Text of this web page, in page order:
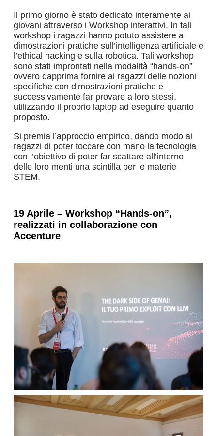
Il primo giorno è stato dedicato interamente ai
giovani attraverso i Workshop interattivi. In tali
workshop i ragazzi hanno potuto assistere a
dimostrazioni pratiche sull’intelligenza artificiale e
l’ethical hacking e sulla robotica. Tali workshop
sono stati improntati nella modalità “hands-on”
ovvero dapprima fornire ai ragazzi delle nozioni
specifiche con dimostrazioni pratiche e
successivamente far provare a loro stessi,
utilizzando il proprio laptop ad eseguire quanto
proposto.
Si premia l’approccio empirico, dando modo ai
ragazzi di poter toccare con mano la tecnologia
con l’obiettivo di poter far scattare all’interno
delle loro menti una scintilla per le materie
STEM.
19 Aprile – Workshop “Hands-on”,
realizzati in collaborazione con
Accenture